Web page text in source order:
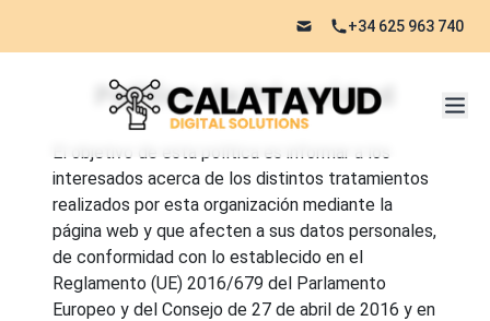
+34 625 963 740
Política de Privacidad
El objetivo de esta política es informar a los
interesados acerca de los distintos tratamientos
realizados por esta organización mediante la
página web y que afecten a sus datos personales,
de conformidad con lo establecido en el
Reglamento (UE) 2016/679 del Parlamento
Europeo y del Consejo de 27 de abril de 2016 y en